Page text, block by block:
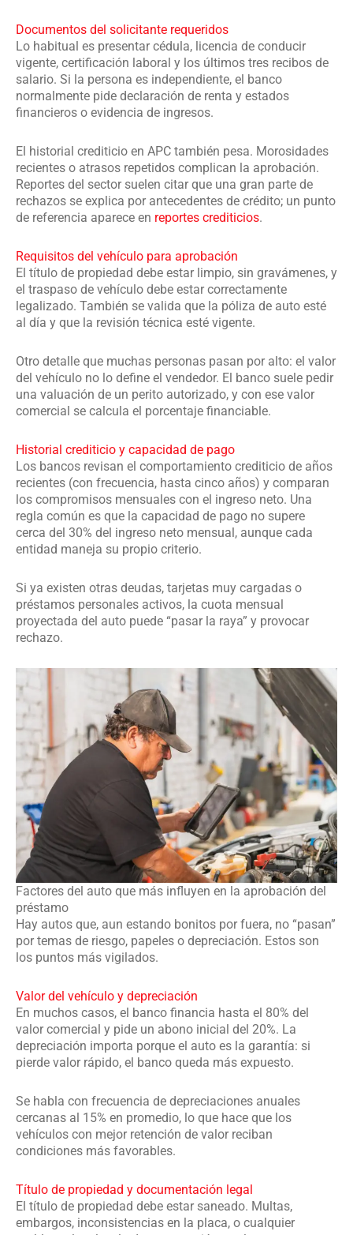
Documentos del solicitante requeridos
Lo habitual es presentar cédula, licencia de conducir
vigente, certificación laboral y los últimos tres recibos de
salario. Si la persona es independiente, el banco
normalmente pide declaración de renta y estados
financieros o evidencia de ingresos.
El historial crediticio en APC también pesa. Morosidades
recientes o atrasos repetidos complican la aprobación.
Reportes del sector suelen citar que una gran parte de
rechazos se explica por antecedentes de crédito; un punto
de referencia aparece en reportes crediticios.
Requisitos del vehículo para aprobación
El título de propiedad debe estar limpio, sin gravámenes, y
el traspaso de vehículo debe estar correctamente
legalizado. También se valida que la póliza de auto esté
al día y que la revisión técnica esté vigente.
Otro detalle que muchas personas pasan por alto: el valor
del vehículo no lo define el vendedor. El banco suele pedir
una valuación de un perito autorizado, y con ese valor
comercial se calcula el porcentaje financiable.
Historial crediticio y capacidad de pago
Los bancos revisan el comportamiento crediticio de años
recientes (con frecuencia, hasta cinco años) y comparan
los compromisos mensuales con el ingreso neto. Una
regla común es que la capacidad de pago no supere
cerca del 30% del ingreso neto mensual, aunque cada
entidad maneja su propio criterio.
Si ya existen otras deudas, tarjetas muy cargadas o
préstamos personales activos, la cuota mensual
proyectada del auto puede “pasar la raya” y provocar
rechazo.
Factores del auto que más influyen en la aprobación del
préstamo
Hay autos que, aun estando bonitos por fuera, no “pasan”
por temas de riesgo, papeles o depreciación. Estos son
los puntos más vigilados.
Valor del vehículo y depreciación
En muchos casos, el banco financia hasta el 80% del
valor comercial y pide un abono inicial del 20%. La
depreciación importa porque el auto es la garantía: si
pierde valor rápido, el banco queda más expuesto.
Se habla con frecuencia de depreciaciones anuales
cercanas al 15% en promedio, lo que hace que los
vehículos con mejor retención de valor reciban
condiciones más favorables.
Título de propiedad y documentación legal
El título de propiedad debe estar saneado. Multas,
embargos, inconsistencias en la placa, o cualquier